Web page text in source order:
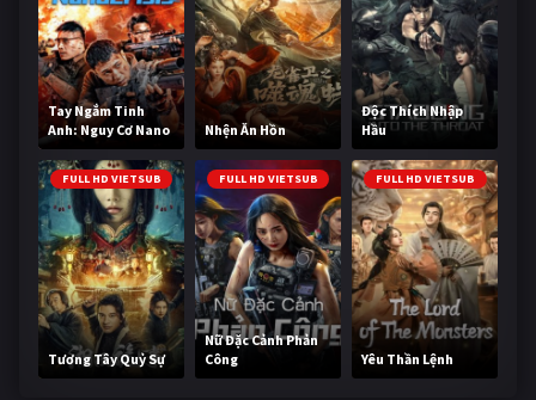
Tay Ngắm Tinh
Anh: Nguy Cơ Nano
Nhện Ăn Hồn
Độc Thích Nhập
Hầu
FULL HD VIETSUB
Tương Tây Quỷ Sự
FULL HD VIETSUB
Nữ Đặc Cảnh Phản
Công
FULL HD VIETSUB
Yêu Thần Lệnh